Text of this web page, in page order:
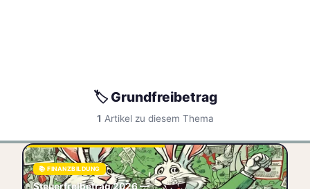
🏷️ Grundfreibetrag
1 Artikel zu diesem Thema
📚 FINANZBILDUNG
Steuerfreibetrag 2026 —
Was ist der Steuerfreibetrag
und warum sollte dich das
interessieren? Du arbeitest